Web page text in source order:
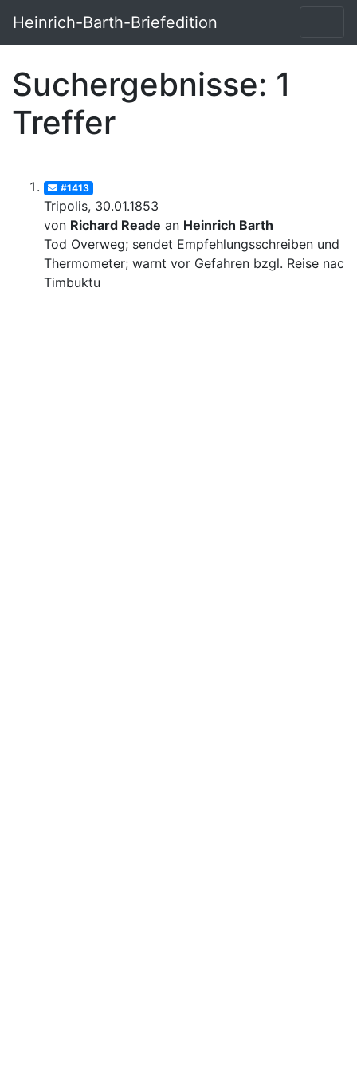
Heinrich-Barth-Briefedition
Suchergebnisse: 1
Treffer
#1413
Tripolis, 30.01.1853
von Richard Reade an Heinrich Barth
Tod Overweg; sendet Empfehlungsschreiben und
Thermometer; warnt vor Gefahren bzgl. Reise nach
Timbuktu